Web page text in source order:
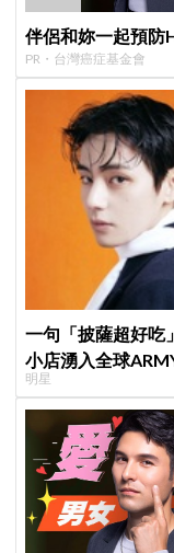
伴侶和妳一起預防
PR・台灣癌症基金會
一句「披薩超好吃
小店湧入全球
明星